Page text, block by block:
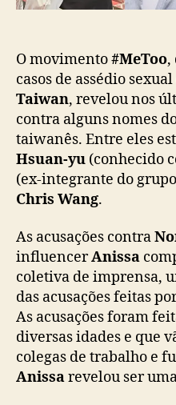
O movimento#MeToo,
casos de assédio
Taiwan, revelou nos
contra alguns nomes
taiwanês. Entre eles
Hsuan-yu (conhecido
(ex-integrante do grupo
Chris Wang.
As acusações contra
influencerAnissa
coletiva de imprensa,
das acusações feitas
As acusações foram
diversas idades e que
colegas de trabalho e
Anissarevelou ser